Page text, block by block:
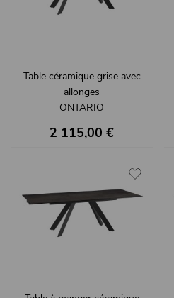
Table céramique grise avec
allonges
ONTARIO
2 115,00 €